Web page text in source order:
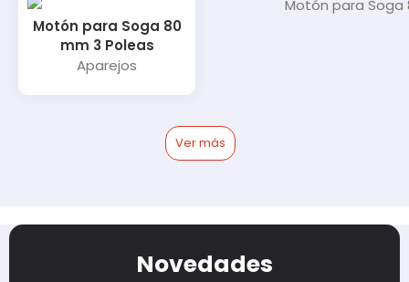
Motón para Soga 80
mm 3 Poleas
Aparejos
Ver más
Novedades